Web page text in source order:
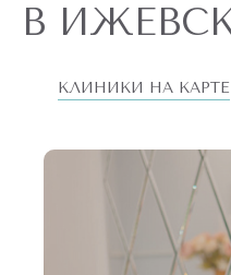
В
КЛИНИКИ НА КАРТЕ